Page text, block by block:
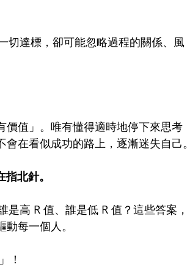
切達標，卻可能忽略過程的關係、風
值」。唯有懂得適時地停下來思考
在看似成功的路上，逐漸迷失自己。
北針。
高 R 值、誰是低 R 值？這些答案，
每一個人。
！